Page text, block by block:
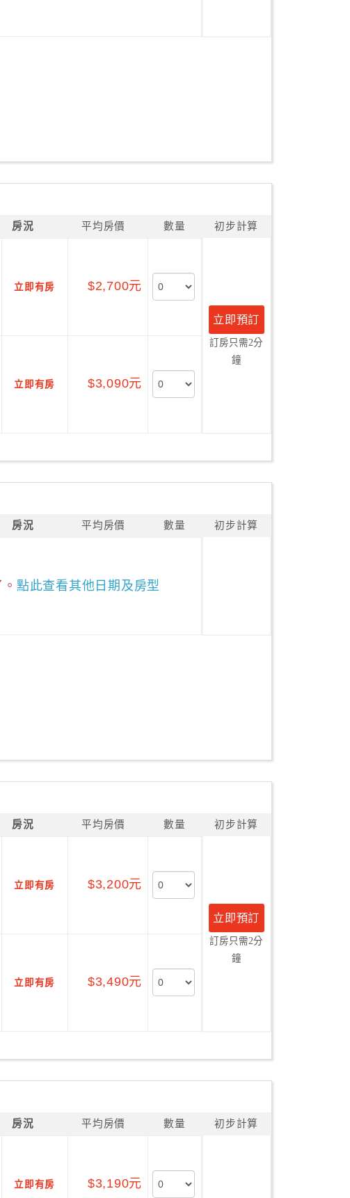
房況 平均房價 數量 初步計算
立即有房 $2,700元
立即有房 $3,090元
立即預訂
訂房只需2分
鐘
房況 平均房價 數量 初步計算
點此查看其他日期及房型
房況 平均房價 數量 初步計算
立即有房 $3,200元
立即有房 $3,490元
立即預訂
訂房只需2分
鐘
房況 平均房價 數量 初步計算
立即有房 $3,190元